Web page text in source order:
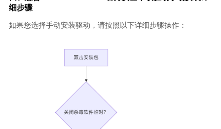
细步骤
如果您选择手动安装驱动，请按照以下详细步骤操作：